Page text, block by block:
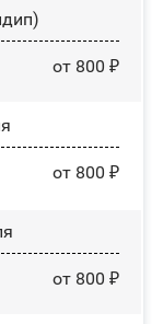
от 800 ₽
от 800 ₽
от 800 ₽